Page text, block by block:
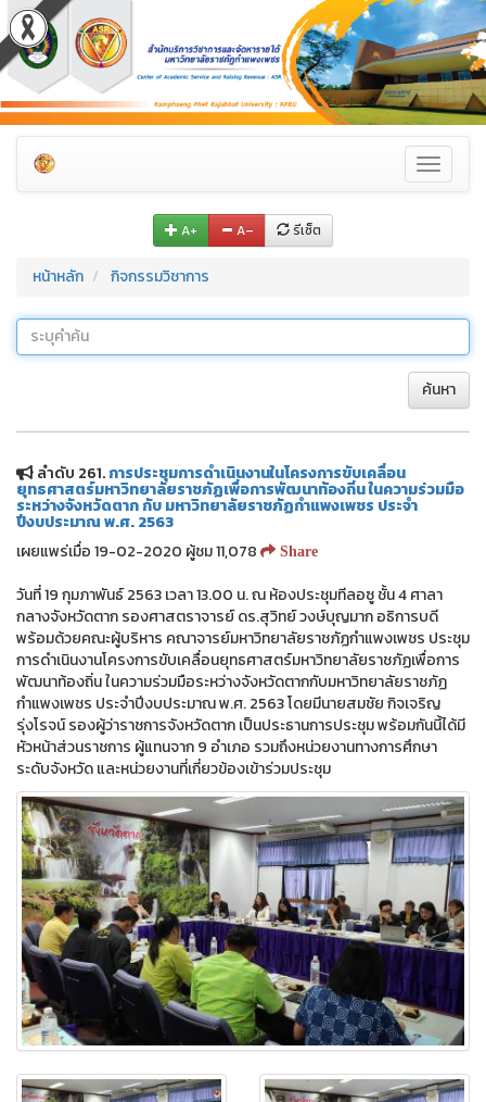
Toggle
A+ A– รีเซ็ต
หน้าหลัก กิจกรรมวิชาการ
ค้นหา
ลำดับ 261.การประชุมการดำเนินงานในโครงการขับเคลื่อน
ยุทธศาสตร์มหาวิทยาลัยราชภัฏเพื่อการพัฒนาท้องถิ่น ในความร่วมมือ
ระหว่างจังหวัดตาก กับ มหาวิทยาลัยราชภัฏกำแพงเพชร ประจำ
ปีงบประมาณ พ.ศ. 2563
เผยแพร่เมื่อ 19-02-2020 ผู้ชม 11,078
Share
วันที่ 19 กุมภาพันธ์ 2563 เวลา 13.00 น. ณ ห้องประชุมทีลอซู ชั้น 4 ศาลา
กลางจังหวัดตาก รองศาสตราจารย์ ดร.สุวิทย์ วงษ์บุญมาก อธิการบดี
พร้อมด้วยคณะผู้บริหาร คณาจารย์มหาวิทยาลัยราชภัฏกำแพงเพชร ประชุม
การดำเนินงานโครงการขับเคลื่อนยุทธศาสตร์มหาวิทยาลัยราชภัฏเพื่อการ
พัฒนาท้องถิ่น ในความร่วมมือระหว่างจังหวัดตากกับมหาวิทยาลัยราชภัฏ
กำแพงเพชร ประจำปีงบประมาณ พ.ศ. 2563 โดยมีนายสมชัย กิจเจริญ
รุ่งโรจน์ รองผู้ว่าราชการจังหวัดตาก เป็นประธานการประชุม พร้อมกันนี้ได้มี
หัวหน้าส่วนราชการ ผู้แทนจาก 9 อำเภอ รวมถึงหน่วยงานทางการศึกษา
ระดับจังหวัด และหน่วยงานที่เกี่ยวข้องเข้าร่วมประชุม